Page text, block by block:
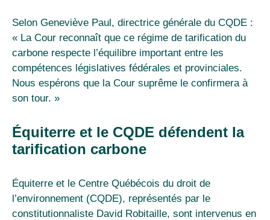
Selon Geneviève Paul, directrice générale du CQDE :
« La Cour reconnaît que ce régime de tarification du
carbone respecte l’équilibre important entre les
compétences législatives fédérales et provinciales.
Nous espérons que la Cour suprême le confirmera à
son tour. »
Équiterre et le CQDE défendent la
tarification carbone
Équiterre et le Centre Québécois du droit de
l’environnement (CQDE), représentés par le
constitutionnaliste David Robitaille, sont intervenus en